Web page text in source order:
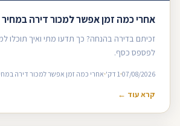
אחרי כמה זמן אפשר למכור דירה
זכיתם בדירה בהנחה? כך תדעו מתי ואיך תוכלו
לפספס כסף.
07/08/2026 1 דק' אחרי כמה זמן אפשר למכור דירה
קרא עוד ←